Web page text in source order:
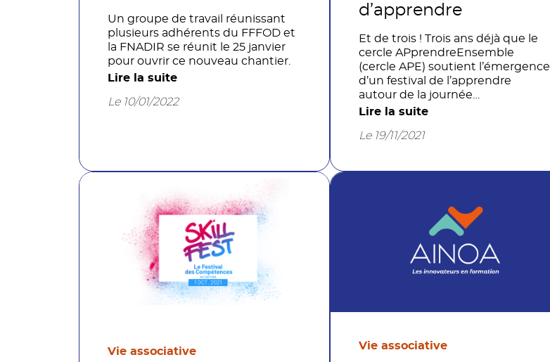
Un groupe de travail réunissant
plusieurs adhérents du FFFOD et
la FNADIR se réunit le 25 janvier
pour ouvrir ce nouveau chantier.
Lire la suite
Le 10/01/2022
d’apprendre
Et de trois ! Trois ans déjà que le
cercle APprendreEnsemble
(cercle APE) soutient l’émergence
d’un festival de l’apprendre
autour de la journée
internationale de l’éducation, le
de l’apprendre qui, à l’image de la
joie d’apprendre à tout âge, tout
au long de sa vie.
Lire la suite
Le 19/11/2021
Vie associative Vie associative